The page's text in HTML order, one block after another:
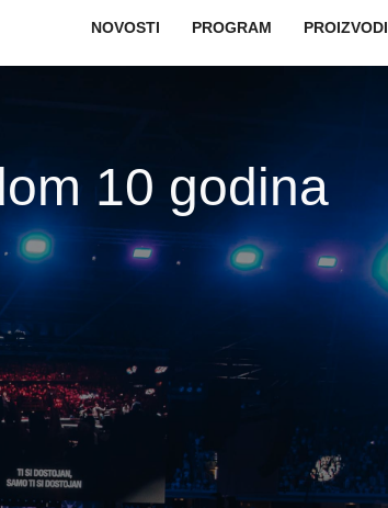
Main navigation
NOVOSTI PROGRAM PROIZVODI
10 godina